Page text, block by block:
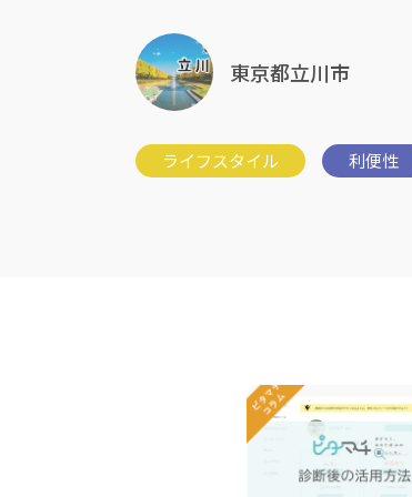
東京都立川市